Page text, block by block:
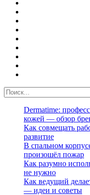
Dermatime:
кожей — обзор
Как совмещать
развитие
В спальном
произошёл пожар
Как разумно
не нужно
Как ведущий
— идеи и советы